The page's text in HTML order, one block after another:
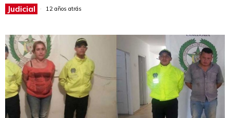
Judicial 12 años atrás